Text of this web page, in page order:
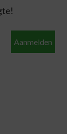
Aanmelden